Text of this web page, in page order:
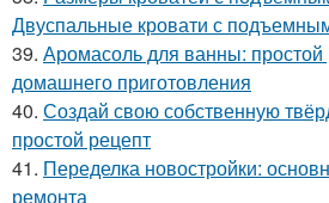
Двуспальные кровати с
39. Аромасоль для ванны: простой
домашнего приготовления
40. Создай свою собственную
простой рецепт
41. Переделка новостройки:
ремонта